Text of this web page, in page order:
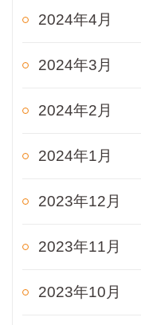
2024年4月
2024年3月
2024年2月
2024年1月
2023年12月
2023年11月
2023年10月